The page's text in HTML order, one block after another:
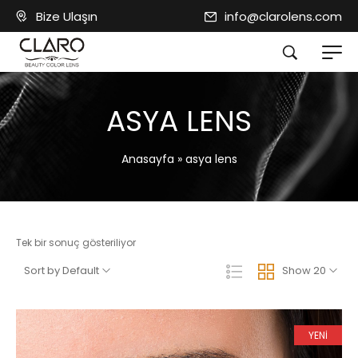
Bize Ulaşın info@clarolens.com
ASYA LENS
Anasayfa » asya lens
Tek bir sonuç gösteriliyor
Show 20
Sort by Default
YENİ